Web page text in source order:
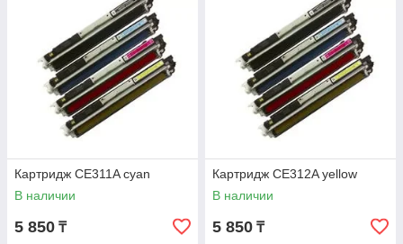
Картридж CE311A cyan
В наличии
5 850 ₸
Картридж CE312A yellow
В наличии
5 850 ₸